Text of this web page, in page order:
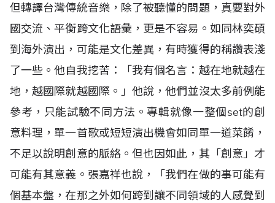
但轉譯台灣傳統音樂，除了被聽懂的問題，真要對外
國交流、平衡跨文化語彙，更是不容易。如同林奕碩
到海外演出，可能是文化差異，有時獲得的稱讚表淺
了一些。他自我挖苦：「我有個名言：越在地就越在
地，越國際就越國際。」他說，他們並沒太多前例能
參考，只能試驗不同方法。專輯就像一整個set的創
意料理，單一首歌或短短演出機會如同單一道菜餚，
不足以說明創意的脈絡。但也因如此，其「創意」才
可能有其意義。張嘉祥也說，「我們在做的事可能有
個基本盤，在那之外如何跨到讓不同領域的人感覺到